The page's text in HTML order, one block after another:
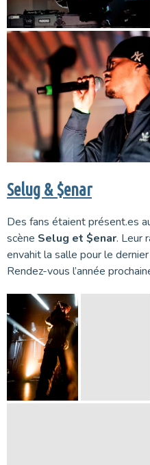
Selug & $enar
Des fans étaient présent.es
scène Selug et $enar. Leur
envahit la salle pour le
Rendez-vous l’année